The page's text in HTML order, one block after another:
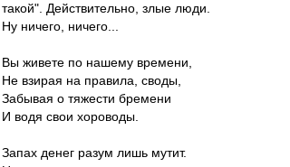
такой". Действительно, злые люди.
Ну ничего, ничего...
Вы живете по нашему времени,
Не взирая на правила, своды,
Забывая о тяжести бремени
И водя свои хороводы.
Запах денег разум лишь мутит.